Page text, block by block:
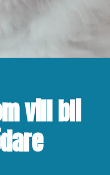
vill bli